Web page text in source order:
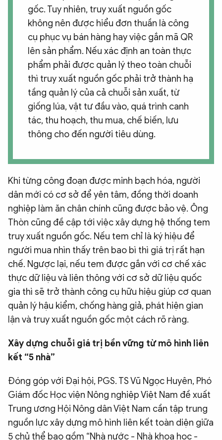
gốc. Tuy nhiên, truy xuất nguồn gốc
không nên được hiểu đơn thuần là công
cụ phục vụ bán hàng hay việc gắn mã QR
lên sản phẩm. Nếu xác định an toàn thực
phẩm phải được quản lý theo toàn chuỗi
thì truy xuất nguồn gốc phải trở thành hạ
tầng quản lý của cả chuỗi sản xuất, từ
giống lúa, vật tư đầu vào, quá trình canh
tác, thu hoạch, thu mua, chế biến, lưu
thông cho đến người tiêu dùng.
Khi từng công đoạn được minh bạch hóa, người
dân mới có cơ sở để yên tâm, đồng thời doanh
nghiệp làm ăn chân chính cũng được bảo vệ. Ông
Thòn cũng đề cập tới việc xây dựng hệ thống tem
truy xuất nguồn gốc. Nếu tem chỉ là ký hiệu để
người mua nhìn thấy trên bao bì thì giá trị rất hạn
chế. Ngược lại, nếu tem được gắn với cơ chế xác
thực dữ liệu và liên thông với cơ sở dữ liệu quốc
gia thì sẽ trở thành công cụ hữu hiệu giúp cơ quan
quản lý hậu kiểm, chống hàng giả, phát hiện gian
lận và truy xuất nguồn gốc một cách rõ ràng.
Xây dựng chuỗi giá trị bền vững từ mô hình liên
kết “5 nhà”
Đóng góp với Đại hội, PGS. TS Vũ Ngọc Huyên, Phó
Giám đốc Học viện Nông nghiệp Việt Nam đề xuất
Trung ương Hội Nông dân Việt Nam cần tập trung
nguồn lực xây dựng mô hình liên kết toàn diện giữa
5 chủ thể bao gồm “Nhà nước - Nhà khoa học -